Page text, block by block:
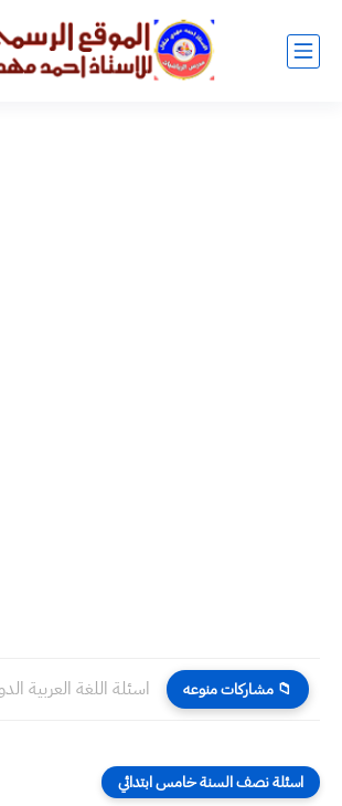
📁 مشاركات منوعه
اسئلة نصف السنة خامس ابتدائي